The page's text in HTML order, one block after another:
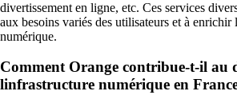
divertissement en ligne, etc. Ces services
aux besoins variés des utilisateurs et à enrichir
numérique.
Comment Orange contribue-t-il au
linfrastructure numérique en